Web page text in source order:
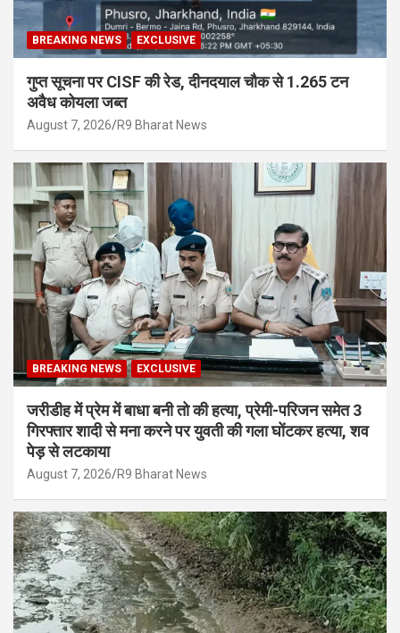
BREAKING NEWS EXCLUSIVE
गुप्त सूचना पर CISF की रेड, दीनदयाल चौक से 1.265 टन
अवैध कोयला जब्त
August 7, 2026 R9 Bharat News
BREAKING NEWS EXCLUSIVE
जरीडीह में प्रेम में बाधा बनी तो की हत्या, प्रेमी-परिजन समेत 3
गिरफ्तार शादी से मना करने पर युवती की गला घोंटकर हत्या, शव
पेड़ से लटकाया
August 7, 2026 R9 Bharat News